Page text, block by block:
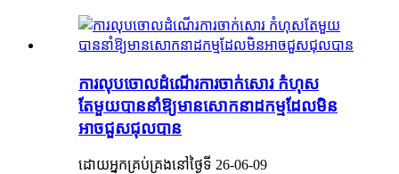
ការលុបចោលដំណើរការចាក់សោរ កំហុស
តែមួយបាននាំឱ្យមានសោកនាដកម្មដែលមិន
អាចជួសជុលបាន
ដោយអ្នកគ្រប់គ្រងនៅថ្ងៃទី 26-06-09